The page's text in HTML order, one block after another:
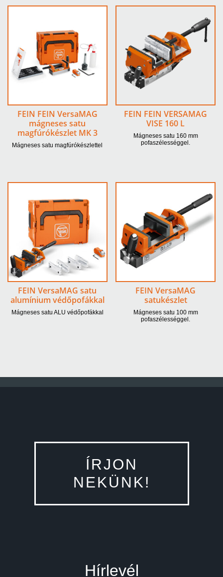
FEIN FEIN VersaMAG
mágneses satu
magfúrókészlet MK 3
Mágneses satu magfúrókészlettel
FEIN FEIN VERSAMAG
VISE 160 L
Mágneses satu 160 mm
pofaszélességgel.
FEIN VersaMAG satu
alumínium védőpofákkal
Mágneses satu ALU védőpofákkal
FEIN VersaMAG
satukészlet
Mágneses satu 100 mm
pofaszélességgel.
ÍRJON
NEKÜNK!
Hírlevél